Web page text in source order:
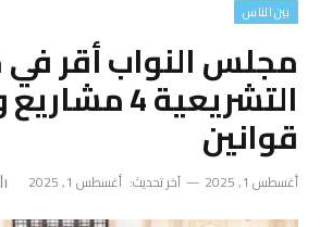
بين الناس
مجلس النواب أقر
التشريعية 4
قوانين
أغسطس 1, 2025 آخر تحديث: أغسطس 1, 2025